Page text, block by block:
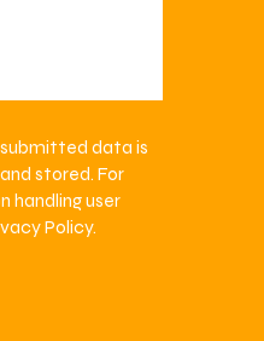
data is
stored. For
handling user
Policy.